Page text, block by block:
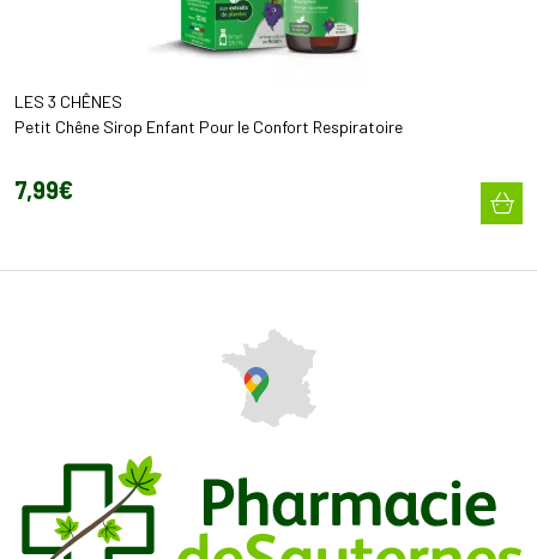
LES 3 CHÊNES
Petit Chêne Sirop Enfant Pour le Confort Respiratoire
7,99€